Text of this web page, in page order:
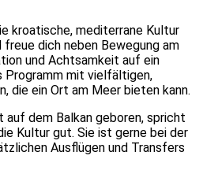
kroatische, mediterrane Kultur
dich neben Bewegung am
und Achtsamkeit auf ein
Programm mit vielfältigen,
die ein Ort am Meer bieten kann.
auf dem Balkan geboren, spricht
Kultur gut. Sie ist gerne bei der
Ausflügen und Transfers